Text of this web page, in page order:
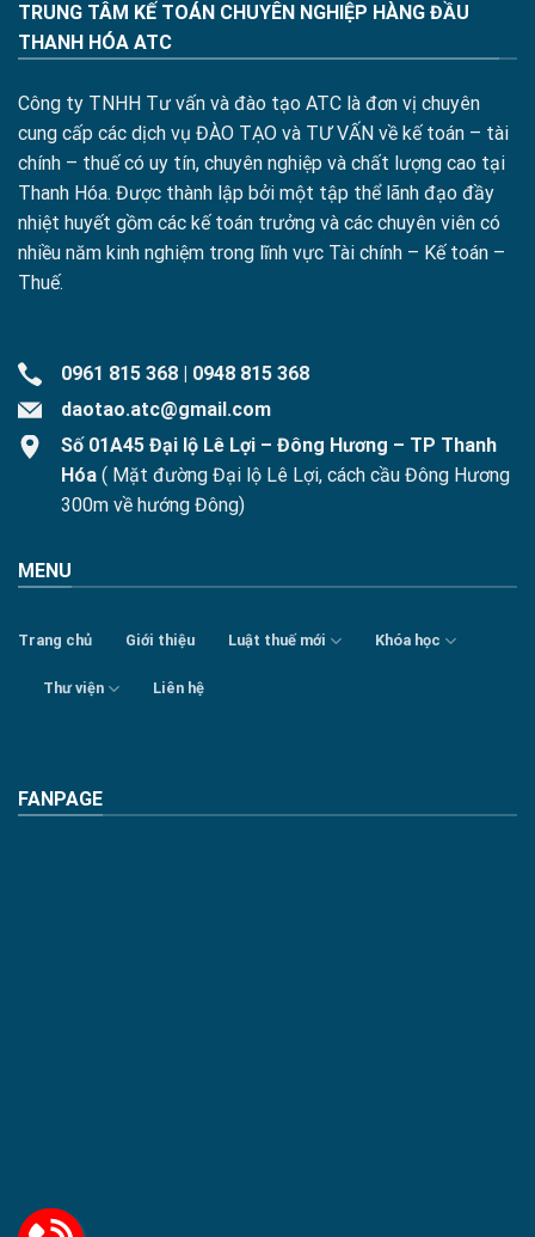
TRUNG TÂM KẾ TOÁN CHUYÊN NGHIỆP HÀNG ĐẦU
THANH HÓA ATC
Công ty TNHH Tư vấn và đào tạo ATC là đơn vị chuyên
cung cấp các dịch vụ ĐÀO TẠO và TƯ VẤN về kế toán – tài
chính – thuế có uy tín, chuyên nghiệp và chất lượng cao tại
Thanh Hóa. Được thành lập bởi một tập thể lãnh đạo đầy
nhiệt huyết gồm các kế toán trưởng và các chuyên viên có
nhiều năm kinh nghiệm trong lĩnh vực Tài chính – Kế toán –
Thuế.
0961 815 368 | 0948 815 368
daotao.atc@gmail.com
Số 01A45 Đại lộ Lê Lợi – Đông Hương – TP Thanh
Hóa ( Mặt đường Đại lộ Lê Lợi, cách cầu Đông Hương
300m về hướng Đông)
MENU
Trang chủ Giới thiệu Luật thuế mới Khóa học
Thư viện Liên hệ
FANPAGE